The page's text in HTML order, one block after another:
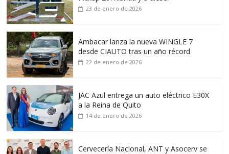
23 de enero de 2026
Ambacar lanza la nueva WINGLE 7
desde CIAUTO tras un año récord
22 de enero de 2026
JAC Azul entrega un auto eléctrico E30X
a la Reina de Quito
14 de enero de 2026
Cervecería Nacional, ANT y Asocerv se